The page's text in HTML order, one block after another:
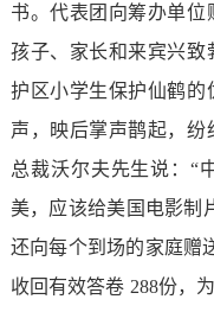
书。代表团向筹办单位
孩子、家长和来宾兴致
护区小学生保护仙鹤的
声，映后掌声鹊起，
总裁沃尔夫先生说：“
美，应该给美国电影制
还向每个到场的家庭赠
收回有效答卷 288份，